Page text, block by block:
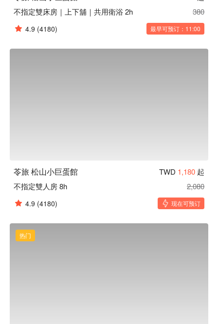
不指定雙床房｜上下舖｜共用衛浴 2h
380
4.9 (4180) 最早可预订：11:00
苓旅 松山小巨蛋館 TWD 1,180 起
不指定雙人房 8h
2,080
4.9 (4180) 现在可预订
热门